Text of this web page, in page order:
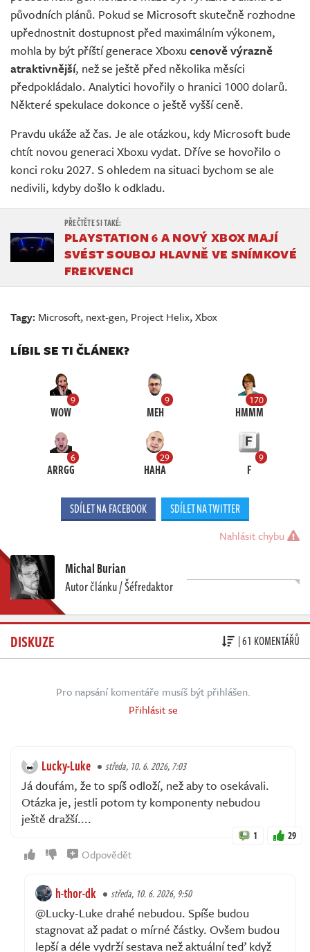
původních plánů. Pokud se Microsoft skutečně rozhodne
upřednostnit dostupnost před maximálním výkonem,
mohla by být příští generace Xboxu cenově výrazně
atraktivnější, než se ještě před několika měsíci
předpokládalo. Analytici hovořily o hranici 1000 dolarů.
Některé spekulace dokonce o ještě vyšší ceně.
Pravdu ukáže až čas. Je ale otázkou, kdy Microsoft bude
chtít novou generaci Xboxu vydat. Dříve se hovořilo o
konci roku 2027. S ohledem na situaci bychom se ale
nedivili, kdyby došlo k odkladu.
PLAYSTATION 6 A NOVÝ XBOX MAJÍ
SVÉST SOUBOJ HLAVNĚ VE SNÍMKOVÉ
FREKVENCI
Tagy: Microsoft, next-gen, Project Helix,Xbox
LÍBIL SE TI ČLÁNEK?
9
WOW
9
MEH
170
HMMM
6
ARRGG
29
HAHA
9
F
SDÍLET NA FACEBOOK SDÍLET NA TWITTER
Nahlásit chybu
Michal Burian
Autor článku / Šéfredaktor
DISKUZE | 61 KOMENTÁŘŮ
Pro napsání komentáře musíš být přihlášen.
Přihlásit se
Lucky-Luke středa, 10. 6. 2026, 7:03
Já doufám, že to spíš odloží, než aby to osekávali.
Otázka je, jestli potom ty komponenty nebudou
ještě dražší....
1 29
Odpovědět
h-thor-dk středa, 10. 6. 2026, 9:50
@Lucky-Luke drahé nebudou. Spíše budou
stagnovat až padat o mírné částky. Ovšem budou
lepší a déle vydrží sestava než aktuální teď když